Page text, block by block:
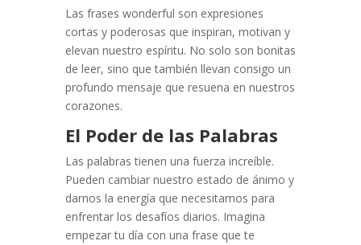
Las frases wonderful son expresiones
cortas y poderosas que inspiran, motivan y
elevan nuestro espíritu. No solo son bonitas
de leer, sino que también llevan consigo un
profundo mensaje que resuena en nuestros
corazones.
El Poder de las Palabras
Las palabras tienen una fuerza increíble.
Pueden cambiar nuestro estado de ánimo y
darnos la energía que necesitamos para
enfrentar los desafíos diarios. Imagina
empezar tu día con una frase que te